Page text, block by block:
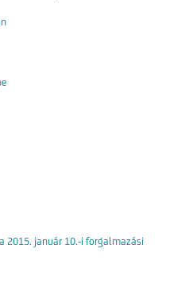
2015. január 10.-i forgalmazási